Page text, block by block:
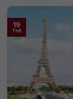
19
Th8